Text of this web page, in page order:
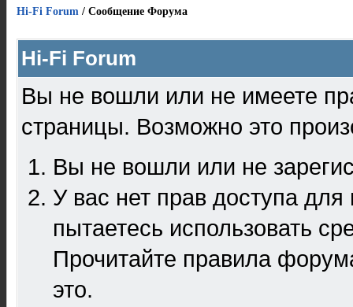
Hi-Fi Forum / Сообщение Форума
Hi-Fi Forum
Вы не вошли или не имеете
страницы. Возможно это
Вы не вошли или не
У вас нет прав доступа
пытаетесь использовать
Прочитайте правила
это.